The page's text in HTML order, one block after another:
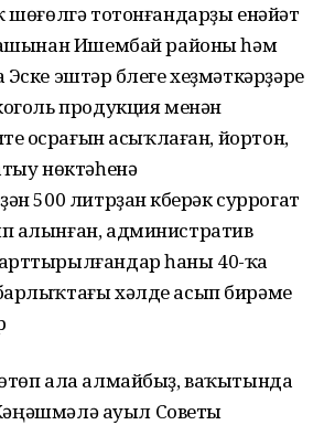
тотонғандарҙы енәйәт
Ишембай районы һәм
эштәр бүлеге хеҙмәткәрҙәре
продукция менән
осрағын асыҡлаған, йортон,
нөктәһенә
500 литрҙан күберәк суррогат
алынған, административ
һаны 40-ҡа
хәлде асып бирәме
ала алмайбыҙ, ваҡытында
ауыл Советы